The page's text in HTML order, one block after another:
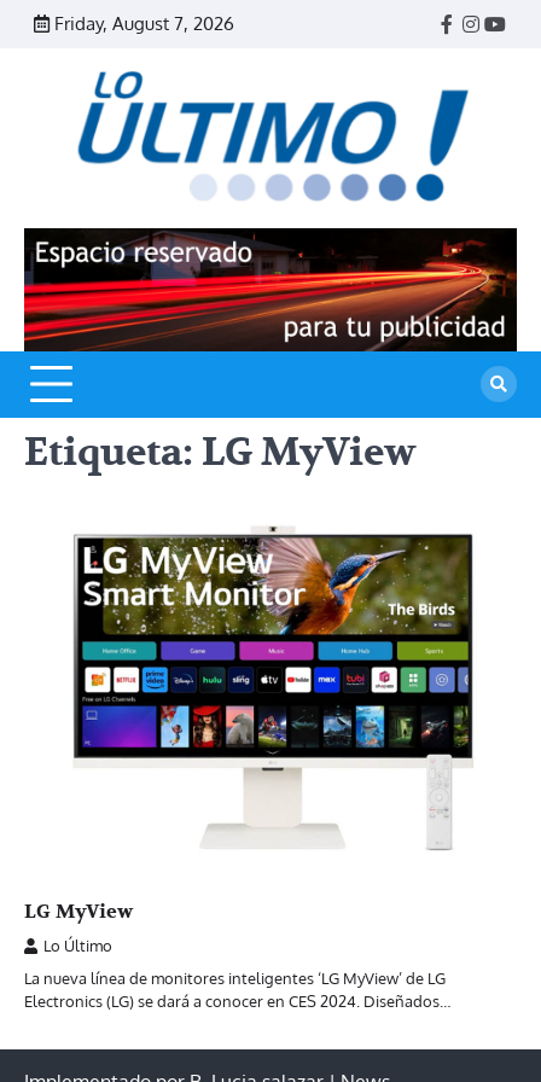
Skip
Friday, August 7, 2026
Facebook
Etiqueta: LG MyView
LG MyView
Lo Último
La nueva línea de monitores inteligentes ‘LG MyView’ de LG
Electronics (LG) se dará a conocer en CES 2024. Diseñados…